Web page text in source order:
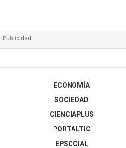
ECONOMÍA
SOCIEDAD
CIENCIAPLUS
PORTALTIC
EPSOCIAL